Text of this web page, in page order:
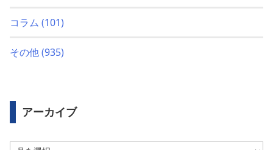
コラム (101)
その他(935)
アーカイブ